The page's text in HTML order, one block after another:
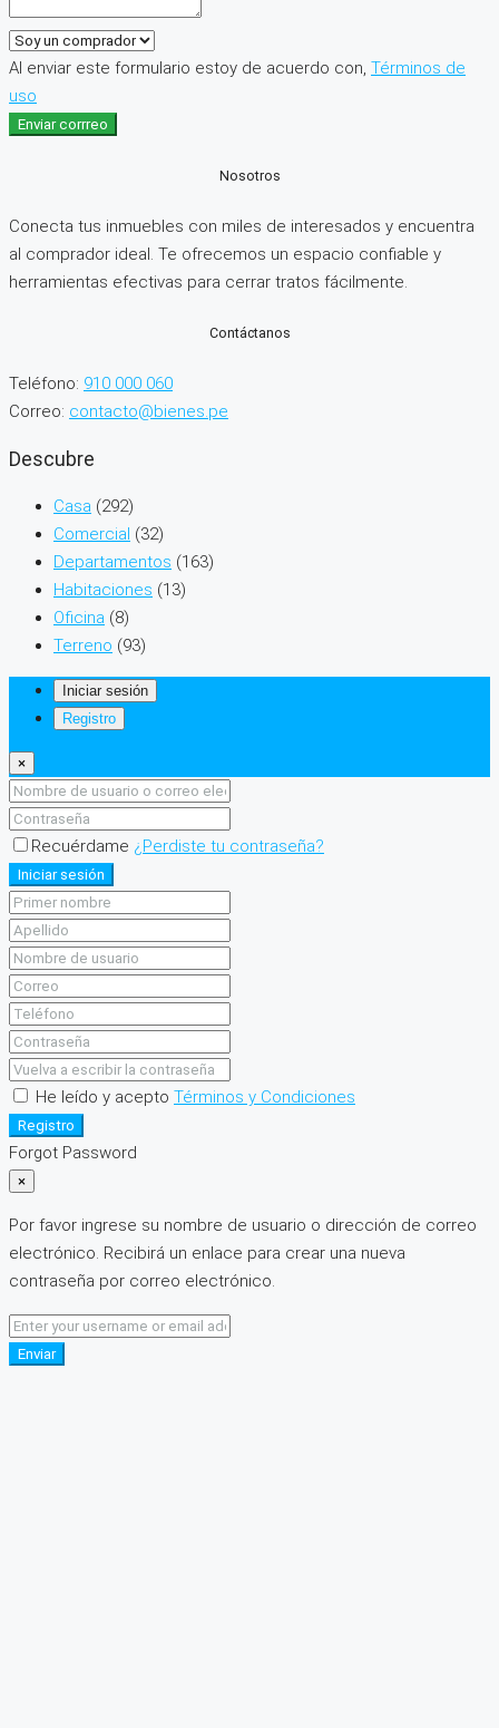
Al enviar este formulario estoy de acuerdo con, Términos de
uso
Enviar corrreo
Nosotros
Conecta tus inmuebles con miles de interesados y encuentra
al comprador ideal. Te ofrecemos un espacio confiable y
herramientas efectivas para cerrar tratos fácilmente.
Contáctanos
Teléfono: 910 000 060
Correo: contacto@bienes.pe
Descubre
Casa (292)
Comercial (32)
Departamentos (163)
Habitaciones (13)
Oficina (8)
Terreno (93)
Iniciar sesión
Registro
×
Recuérdame ¿Perdiste tu contraseña?
Iniciar sesión
He leído y acepto Términos y Condiciones
Registro
Forgot Password
×
Por favor ingrese su nombre de usuario o dirección de correo
electrónico. Recibirá un enlace para crear una nueva
contraseña por correo electrónico.
Enviar